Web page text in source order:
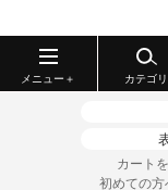
メニュー＋ カテゴリ
カート
初めての方